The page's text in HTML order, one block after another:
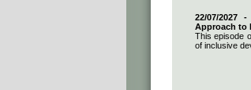
22/07/2027
Approach to
This episode
of inclusive